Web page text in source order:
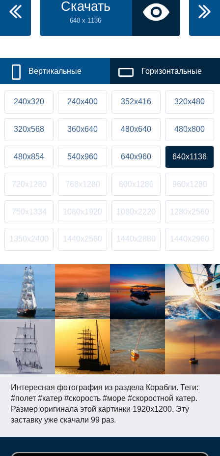
Интересная фотография из раздела Корабли. Теги:
#полет #катер #скорость #море #скоростной катер.
Размер оригинала этой картинки 1920x1200. Эту
заставку уже скачали 99 раз.
Скачать
640 x 1136
Вертикальные Горизонтальные
240x320 240x400 352x416 320x480
320x568 360x640 480x640 480x800
480x854 540x960 640x960 640x1136
720x1280 768x1280 800x1280 960x1280
750x1334 1080x1920 1080x2220 1280x2560
1350x2400 1440x2560 1440x2880 1440x2960